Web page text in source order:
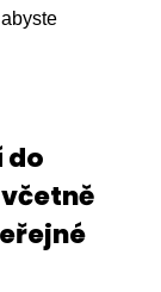
do